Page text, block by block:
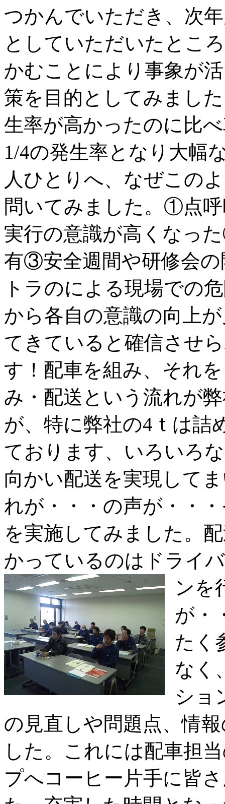
つかんでいただき、次
としていただいたとこ
かむことにより事象が
策を目的としてみまし
生率が高かったのに比
1/4の発生率となり大幅
人ひとりへ、なぜこの
問いてみました。①点
実行の意識が高くなっ
有③安全週間や研修会
トラのによる現場での
から各自の意識の向上
てきていると確信させ
す！配車を組み、それ
み・配送という流れが
が、特に弊社の4ｔは詰
ております、いろいろ
向かい配送を実現して
れが・・・の声が・・
を実施してみました。
かっているのはドライ
ンを
が・
たく
なく
ショ
の見直しや問題点、情
した。これには配車担
プへコーヒー片手に皆